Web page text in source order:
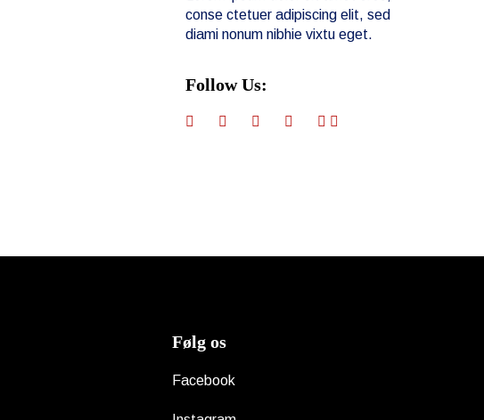
conse ctetuer adipiscing elit, sed
diami nonum nibhie vixtu eget.
Follow Us:
Følg os
Facebook